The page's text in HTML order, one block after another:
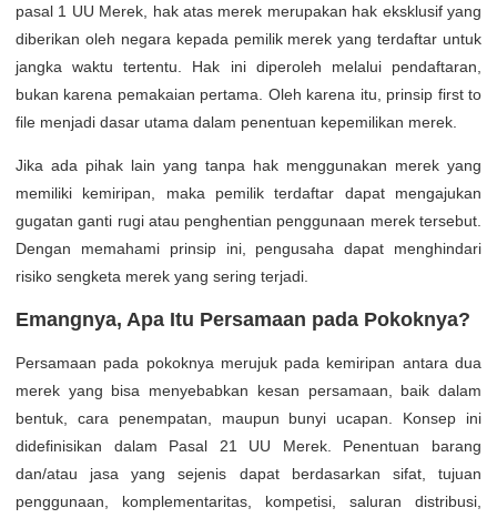
pasal 1 UU Merek, hak atas merek merupakan hak eksklusif yang
diberikan oleh negara kepada pemilik merek yang terdaftar untuk
jangka waktu tertentu. Hak ini diperoleh melalui pendaftaran,
bukan karena pemakaian pertama. Oleh karena itu, prinsip first to
file menjadi dasar utama dalam penentuan kepemilikan merek.
Jika ada pihak lain yang tanpa hak menggunakan merek yang
memiliki kemiripan, maka pemilik terdaftar dapat mengajukan
gugatan ganti rugi atau penghentian penggunaan merek tersebut.
Dengan memahami prinsip ini, pengusaha dapat menghindari
risiko sengketa merek yang sering terjadi.
Emangnya, Apa Itu Persamaan pada Pokoknya?
Persamaan pada pokoknya merujuk pada kemiripan antara dua
merek yang bisa menyebabkan kesan persamaan, baik dalam
bentuk, cara penempatan, maupun bunyi ucapan. Konsep ini
didefinisikan dalam Pasal 21 UU Merek. Penentuan barang
dan/atau jasa yang sejenis dapat berdasarkan sifat, tujuan
penggunaan, komplementaritas, kompetisi, saluran distribusi,